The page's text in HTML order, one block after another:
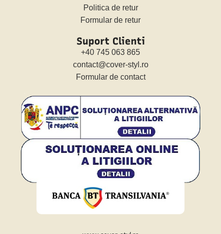
Politica de retur
Formular de retur
Suport Clienti
+40 745 063 865
contact@cover-styl.ro
Formular de contact